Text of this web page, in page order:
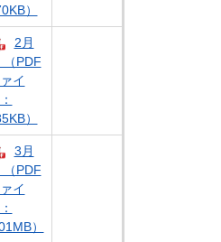
）
2月
（PDF
イ
）
3月
（PDF
イ
）